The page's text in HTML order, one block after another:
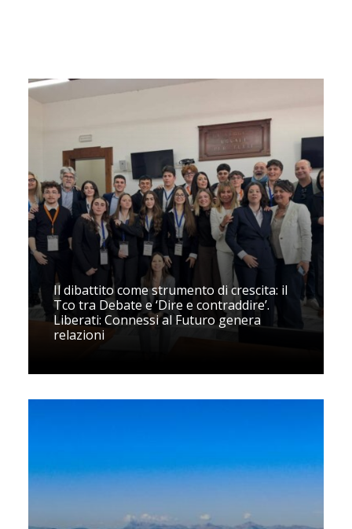
Il dibattito come strumento di crescita: il
Tco tra Debate e ‘Dire e contraddire’.
Liberati: Connessi al Futuro genera
relazioni